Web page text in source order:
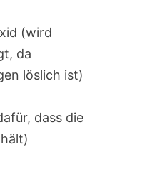
(wird
da
löslich ist)
dass die